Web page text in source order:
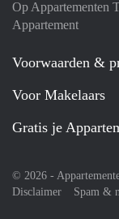
Op Appartementen
Appartement
Voorwaarden &
Voor Makelaars
Gratis je
© 2026 -
Disclaimer
Spam &